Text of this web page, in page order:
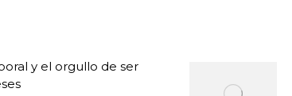
y el orgullo de ser